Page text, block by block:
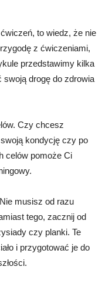
to wiedz, że nie
z ćwiczeniami,
przedstawimy kilka
drogę do zdrowia
Czy chcesz
kondycję czy po
celów pomoże Ci
musisz od razu
tego, zacznij od
czy planki. Te
i przygotować je do